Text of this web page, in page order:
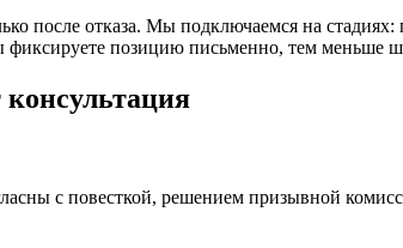
после отказа. Мы подключаемся на
позицию письменно, тем меньше
с повесткой, решением призывной